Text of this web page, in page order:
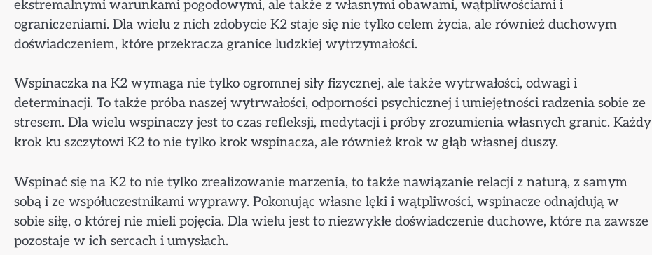
ekstremalnymi warunkami pogodowymi, ale także z własnymi obawami, wątpliwościami i
ograniczeniami. Dla wielu z nich zdobycie K2 staje się nie tylko celem życia, ale również duchowym
doświadczeniem, które przekracza granice ludzkiej wytrzymałości.
Wspinaczka na K2 wymaga nie tylko ogromnej siły fizycznej, ale także wytrwałości, odwagi i
determinacji. To także próba naszej wytrwałości, odporności psychicznej i umiejętności radzenia sobie ze
stresem. Dla wielu wspinaczy jest to czas refleksji, medytacji i próby zrozumienia własnych granic. Każdy
krok ku szczytowi K2 to nie tylko krok wspinacza, ale również krok w głąb własnej duszy.
Wspinać się na K2 to nie tylko zrealizowanie marzenia, to także nawiązanie relacji z naturą, z samym
sobą i ze współuczestnikami wyprawy. Pokonując własne lęki i wątpliwości, wspinacze odnajdują w
sobie siłę, o której nie mieli pojęcia. Dla wielu jest to niezwykłe doświadczenie duchowe, które na zawsze
pozostaje w ich sercach i umysłach.